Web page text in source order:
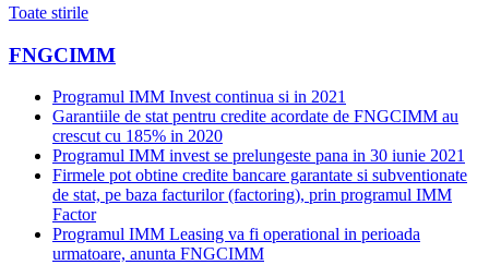
Toate stirile
FNGCIMM
Programul IMM Invest continua si in 2021
Garantiile de stat pentru credite acordate de FNGCIMM au
crescut cu 185% in 2020
Programul IMM invest se prelungeste pana in 30 iunie 2021
Firmele pot obtine credite bancare garantate si subventionate
de stat, pe baza facturilor (factoring), prin programul IMM
Factor
Programul IMM Leasing va fi operational in perioada
urmatoare, anunta FNGCIMM